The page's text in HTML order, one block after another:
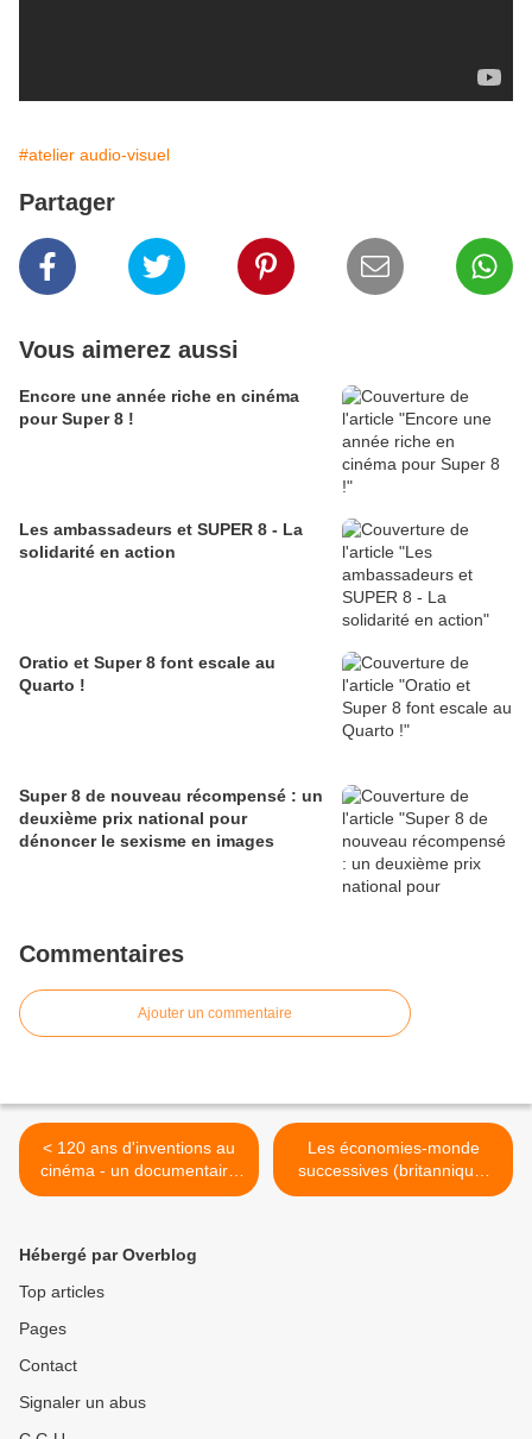
#atelier audio-visuel
Partager
Vous aimerez aussi
Encore une année riche en cinéma
pour Super 8 !
Les ambassadeurs et SUPER 8 - La
solidarité en action
Oratio et Super 8 font escale au
Quarto !
Super 8 de nouveau récompensé : un
deuxième prix national pour
dénoncer le sexisme en images
Commentaires
Ajouter un commentaire
< 120 ans d'inventions au
cinéma - un documentaire
de Stan Neumann
Les économies-monde
successives (britannique,
américaine, multipolaire) >
Hébergé par Overblog
Top articles
Pages
Contact
Signaler un abus